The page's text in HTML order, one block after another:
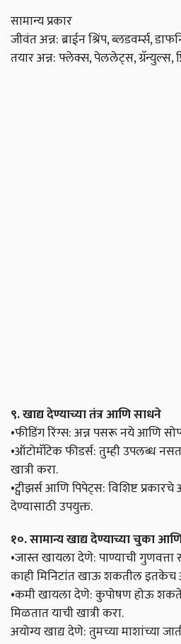
सामान्य प्रकार
जीवंत अन्न: ब्राईन श्रिंप, ब्लडवर्म्स,
तयार अन्न: फ्लेक्स, पेललेट्स, ग्रॅन्युल्स,
९. खाद्य देण्याच्या तंत्र आणि साधने
•फीडिंग रिंग्स: अन्न पसरू नये आणि
•ऑटोमॅटिक फीडर्स: तुम्ही उपलब्ध
खात्री करा.
•ट्वीझर्स आणि पिपेट्स: विशिष्ट प्रकारचे
देण्यासाठी उपयुक्त.
१०. सामान्य खाद्य देण्याच्या चुका
•जास्त खायला देणे: पाण्याची
काही मिनिटांत खाऊ शकतील इतकेच
•कमी खायला देणे: कुपोषण होऊ
मिळतात याची खात्री करा.
अयोग्य खाद्य देणे: तुमच्या माशांच्या